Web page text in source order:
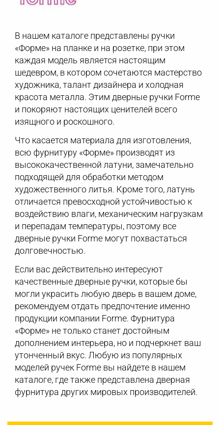
В нашем каталоге представлены ручки
«Форме» на планке и на розетке, при этом
каждая модель является настоящим
шедевром, в котором сочетаются мастерство
художника, талант дизайнера и холодная
красота металла. Этим дверные ручки Forme
и покоряют настоящих ценителей всего
изящного и роскошного.
Что касается материала для изготовления,
всю фурнитуру «Форме» производят из
высококачественной латуни, замечательно
подходящей для обработки методом
художественного литья. Кроме того, латунь
отличается превосходной устойчивостью к
воздействию влаги, механическим нагрузкам
и перепадам температуры, поэтому все
дверные ручки Forme могут похвастаться
долговечностью.
Если вас действительно интересуют
качественные дверные ручки, которые бы
могли украсить любую дверь в вашем доме,
рекомендуем отдать предпочтение именно
продукции компании Forme. Фурнитура
«Форме» не только станет достойным
дополнением интерьера, но и подчеркнет ваш
утонченный вкус. Любую из популярных
моделей ручек Forme вы найдете в нашем
каталоге, где также представлена дверная
фурнитура других мировых производителей.